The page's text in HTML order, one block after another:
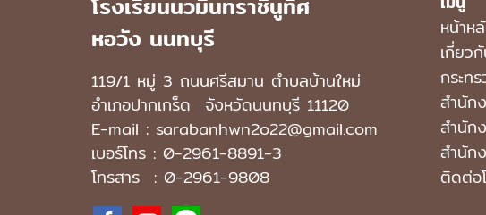
หอวัง นนทบุรี
119/1 หมู่ 3 ถนนศรีสมาน ตำบลบ้านใหม่
อำเภอปากเกร็ด จังหวัดนนทบุรี 11120
E-mail : sarabanhwn2o22@gmail.com
เบอร์โทร : 0-2961-8891-3
โทรสาร : 0-2961-9808
หน้าห
เกี่ยว
กระท
สำนัก
สำนัก
สํานัก
ติดต่อ